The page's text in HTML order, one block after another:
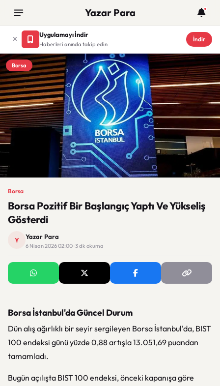
Yazar Para
Uygulamayı İndir
Haberleri anında takip edin
İndir
Borsa
Borsa
Borsa Pozitif Bir Başlangıç Yaptı Ve Yükseliş
Gösterdi
Y Yazar Para
6 Nisan 2026 02:00 · 3 dk okuma
Borsa İstanbul'da Güncel Durum
Dün alış ağırlıklı bir seyir sergileyen Borsa İstanbul'da, BIST
100 endeksi günü yüzde 0,88 artışla 13.051,69 puandan
tamamladı.
Bugün açılışta BIST 100 endeksi, önceki kapanışa göre